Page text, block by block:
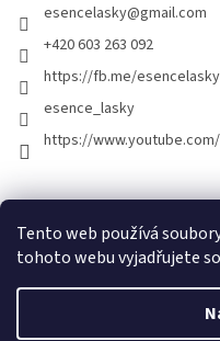
Tento web používá
tohoto webu vyjadřujete
esencelasky@gmail.com
+420 603 263 092
https://fb.me/esencelasky
esence_lasky
https://